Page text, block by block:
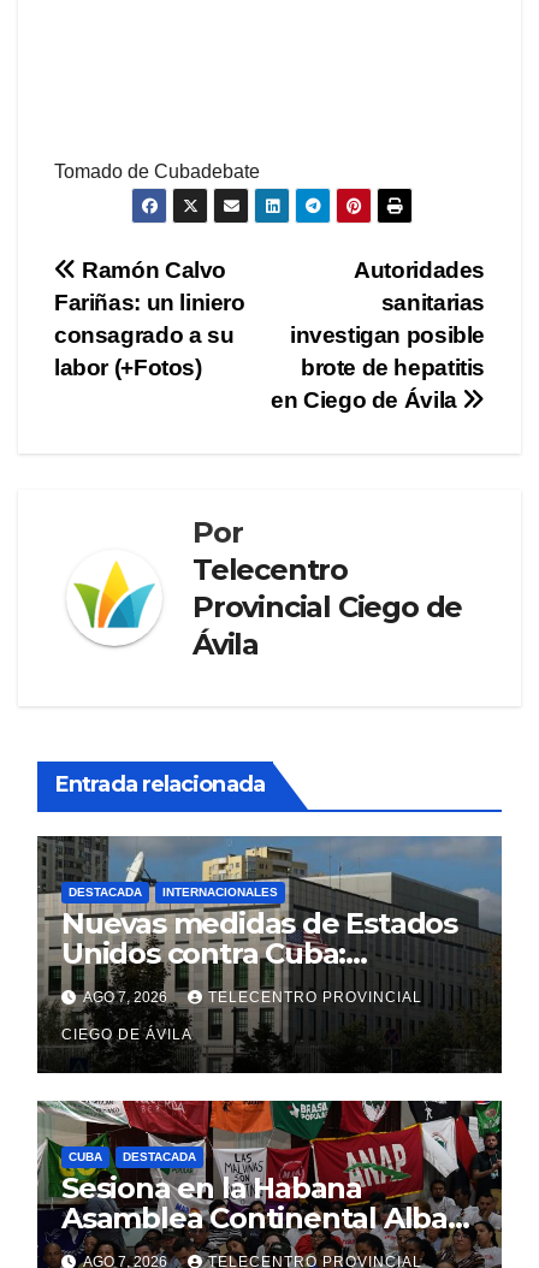
Tomado de Cubadebate
Navegación
de
entradas
Autoridades
sanitarias
investigan posible
brote de hepatitis
en Ciego de Ávila
Ramón Calvo
Fariñas: un liniero
consagrado a su
labor (+Fotos)
Por
Telecentro
Provincial Ciego de
Ávila
Entrada relacionada
DESTACADA INTERNACIONALES
Nuevas medidas de Estados
Unidos contra Cuba:
Washington apunta a la
cooperación militar con Rusia
y China
AGO 7, 2026 TELECENTRO PROVINCIAL
CIEGO DE ÁVILA
CUBA DESTACADA
Sesiona en la Habana
Asamblea Continental Alba
Movimientos
AGO 7, 2026 TELECENTRO PROVINCIAL